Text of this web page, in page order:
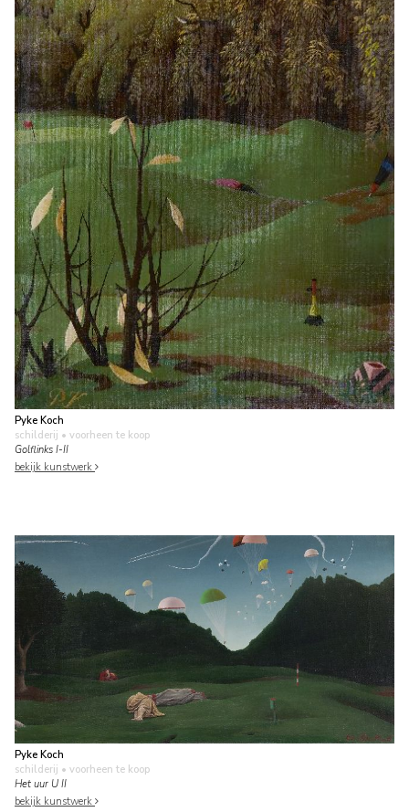
Pyke Koch
schilderij • voorheen te koop
Golflinks I-II
bekijk kunstwerk
Pyke Koch
schilderij • voorheen te koop
Het uur U II
bekijk kunstwerk